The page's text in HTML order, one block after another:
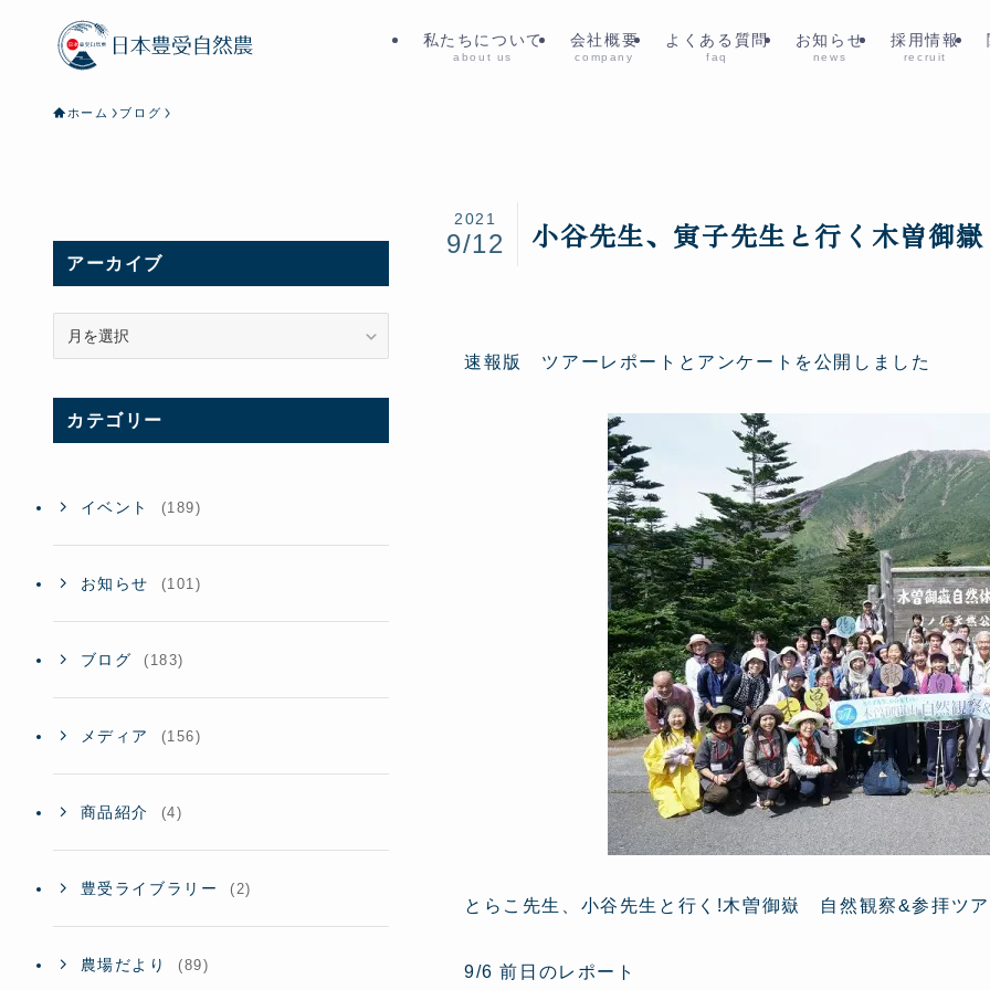
私たちについて
about us
会社概要
company
よくある質問
faq
お知らせ
news
採用情報
recruit
ホーム ブログ
小谷先生、寅子先生と行く木曽御
2021
9/12
速報版 ツアーレポートとアンケートを公開しました
とらこ先生、小谷先生と行く!木曽御嶽 自然観察&参拝ツ
9/6 前日のレポート
アーカイブ
ー
イ
ブカテゴリー
イベント (189)
お知らせ (101)
ブログ (183)
メディア (156)
商品紹介 (4)
豊受ライブラリー (2)
農場だより (89)